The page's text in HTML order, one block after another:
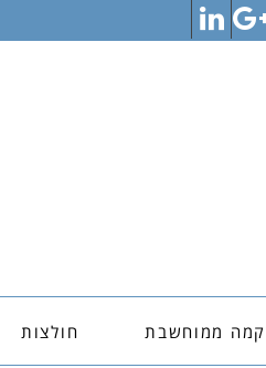
LinkedIn
ממוחשבת חולצות